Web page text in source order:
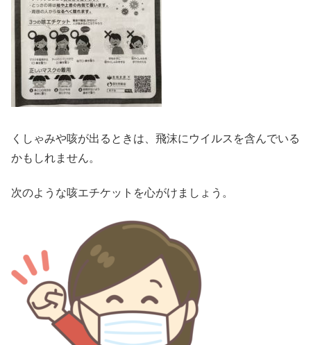
くしゃみや咳が出るときは、飛沫にウイルスを含んでいる
かもしれません。
次のような咳エチケットを心がけましょう。